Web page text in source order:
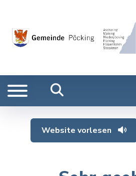
Website vorlesen